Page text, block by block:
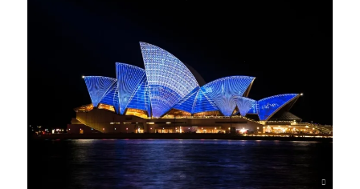
Patty Jansen / Pixabay